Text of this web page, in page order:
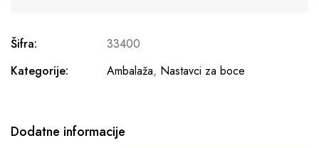
Šifra:
33400
Kategorije:
Ambalaža, Nastavci za boce
Dodatne informacije